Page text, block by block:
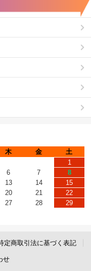
木 金
土
1
6 7
8
13 14
15
20 21
22
27 28
29
定商取引法に基づく表記
せ